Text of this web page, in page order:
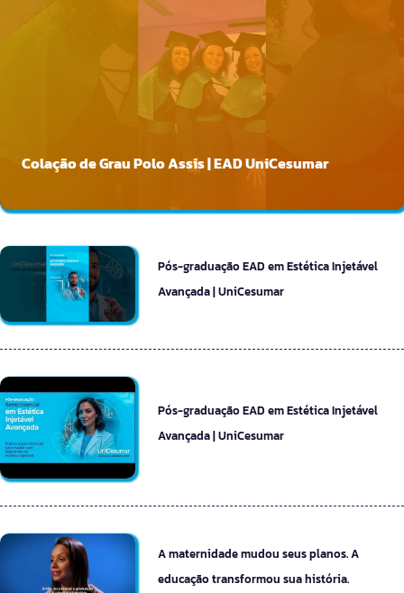
Colação de Grau Polo Assis | EAD UniCesumar
Pós-graduação EAD em Estética Injetável
Avançada | UniCesumar
Pós-graduação EAD em Estética Injetável
Avançada | UniCesumar
A maternidade mudou seus planos. A
educação transformou sua história.